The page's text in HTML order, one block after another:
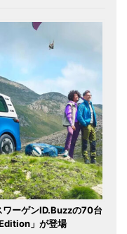
ワーゲンID.Buzzの70台
」が登場